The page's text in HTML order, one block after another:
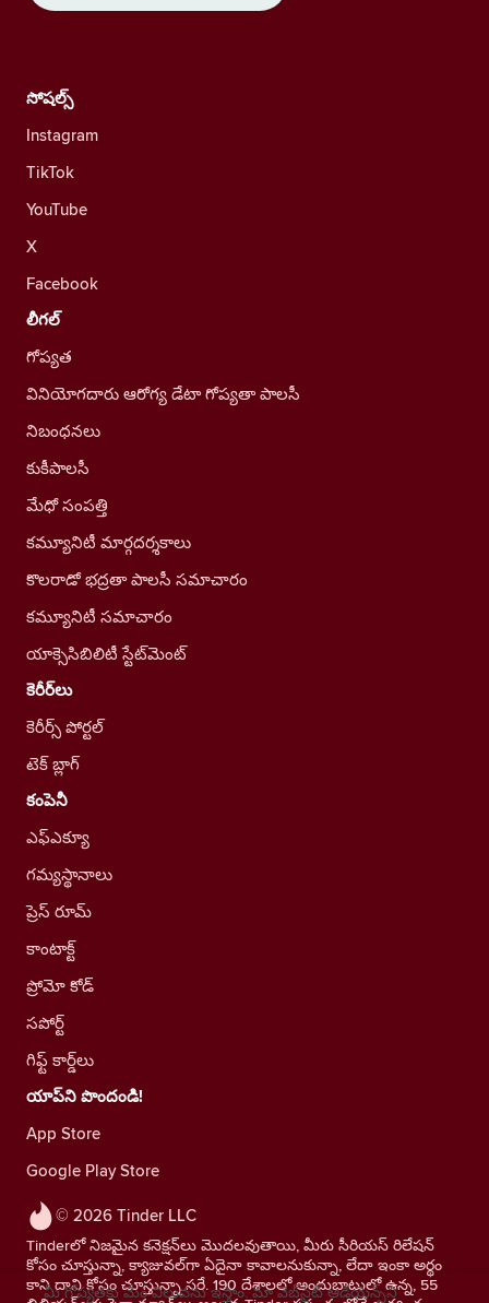
© 2026 Tinder LLC
Tinderలో నిజమైన కనెక్షన్‌లు మొదలవుతాయి, మీరు సీరియస్ రిలేషన్
కోసం చూస్తున్నా, క్యాజువల్‌గా ఏదైనా కావాలనుకున్నా, లేదా ఇంకా అర్థం
కాని దాని కోసం చూస్తున్నా సరే. 190 దేశాలలో అందుబాటులో ఉన్న, 55
సోషల్స్
Instagram
TikTok
YouTube
X
Facebook
లీగల్
గోప్యత
వినియోగదారు ఆరోగ్య డేటా గోప్యతా పాలసీ
నిబంధనలు
కుకీపాలసీ
మేధో సంపత్తి
కమ్యూనిటీ మార్గదర్శకాలు
కొలరాడో భద్రతా పాలసీ సమాచారం
కమ్యూనిటీ సమాచారం
యాక్సెసిబిలిటీ స్టేట్‌మెంట్
కెరీర్‌లు
కెరీర్స్ పోర్టల్
టెక్ బ్లాగ్
కంపెనీ
ఎఫ్ఎక్యూ
గమ్యస్థానాలు
ప్రెస్ రూమ్
కాంటాక్ట్
ప్రోమో కోడ్
సపోర్ట్
గిఫ్ట్ కార్డ్‌లు
యాప్‌ని పొందండి!
App Store
Google Play Store
మీ గోప్యతకు మేం విలువను ఇస్తాం. మా వెబ్‌సైట్ ఆడియెన్స్‌ని